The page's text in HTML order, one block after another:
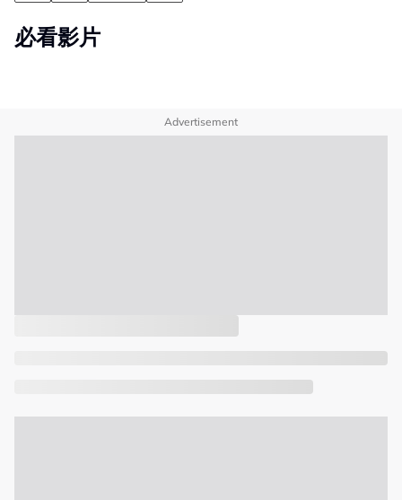
必看影片
Advertisement